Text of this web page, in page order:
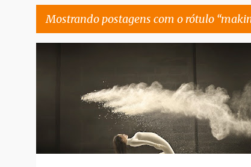
Mostrando postagens com o rótulo